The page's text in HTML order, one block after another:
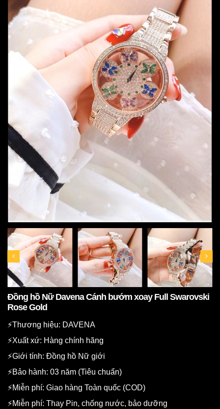
Đồng hồ Nữ Davena Cánh bướm xoay Full Swarovski
Rose Gold
⚡️Thương hiệu: DAVENA
⚡️Xuất xứ: Hàng chính hãng
⚡️Giới tính: Đồng hồ Nữ giới
⚡️Bảo hành: 03 năm (Tiêu chuẩn)
⚡️Miễn phí: Giao hàng Toàn quốc (COD)
⚡️Miễn phí: Thay Pin, chống nước, bảo dưỡng